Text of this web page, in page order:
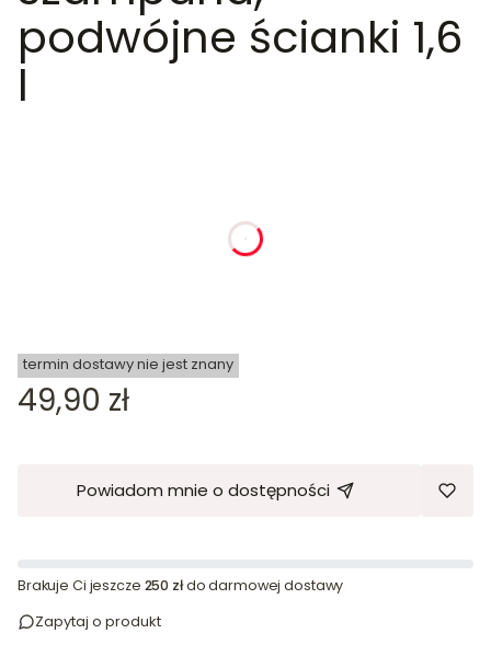
podwójne ścianki 1,6
l
godziny
termin dostawy nie jest znany
Cena
49,90 zł
Powiadom mnie o dostępności
Brakuje Ci jeszcze 250 złdo darmowej dostawy
Zapytaj o produkt